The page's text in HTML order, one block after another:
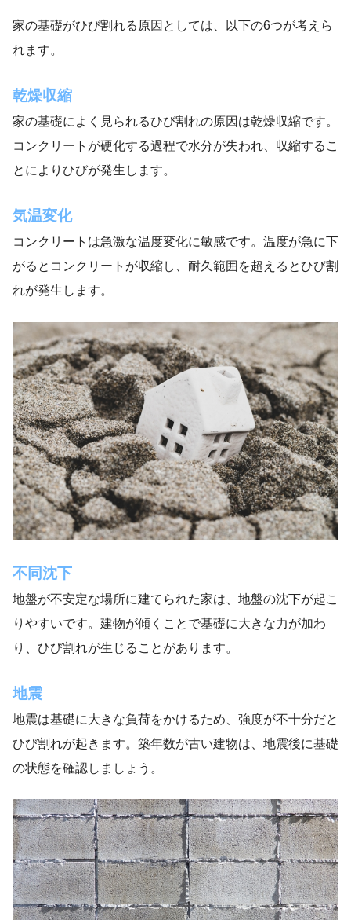
家の基礎がひび割れる原因としては、以下の6つが考えら
れます。
乾燥収縮
家の基礎によく見られるひび割れの原因は乾燥収縮です。
コンクリートが硬化する過程で水分が失われ、収縮するこ
とによりひびが発生します。
気温変化
コンクリートは急激な温度変化に敏感です。温度が急に下
がるとコンクリートが収縮し、耐久範囲を超えるとひび割
れが発生します。
不同沈下
地盤が不安定な場所に建てられた家は、地盤の沈下が起こ
りやすいです。建物が傾くことで基礎に大きな力が加わ
り、ひび割れが生じることがあります。
地震
地震は基礎に大きな負荷をかけるため、強度が不十分だと
ひび割れが起きます。築年数が古い建物は、地震後に基礎
の状態を確認しましょう。